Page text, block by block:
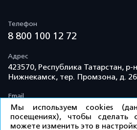
Телефон
8 800 100 12 72
Адрес
423570, Республика Татарстан,
Нижнекамск, тер. Промзона, д.
Email
info@td-kama.com
Мы используем cookies
посещениях), чтобы сделать
можете изменить это в